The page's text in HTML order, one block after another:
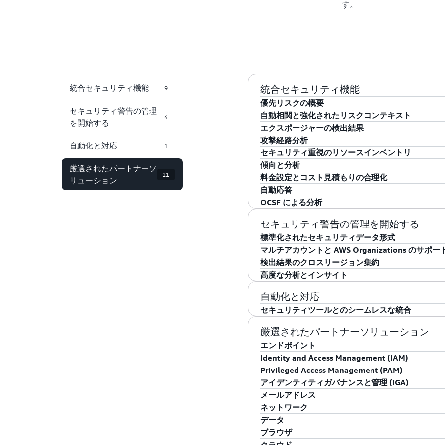
す。
統合セキュリティ機能 9
セキュリティ警告の管理
を開始する
4
自動化と対応 1
厳選されたパートナーソ
リューション
11
統合セキュリティ機能
優先リスクの概要
Security Hub はセキュリティ検出結果を相互に関
ジョン全体の重大なセキュリティ問題に優先順位
は、ほぼリアルタイムのリスク分析や傾向を含め
カバレッジを示すカスタマイズ可能なウィジェッ
析とリスクベースの優先順位付けにより、どの問
きます。これにより、お使いの環境におけるリス
えます。
自動相関と強化されたリスクコンテキスト
Security Hub は、リソースの関連性、潜在的な影
することで、自動的な関連付けと強化されたリス
により、セキュリティリスクに関するより深いイ
対処すべきかについて、より多くの情報に基づい
は、関連する脅威、脆弱性、および設定ミスを相
されがちな複雑なセキュリティシナリオを明らか
のに役立ちます。
エクスポージャーの検出結果
Security Hub は、セキュリティ上の検出結果を相
優先順位を付けます。Security Hub は、Amazon
Posture Management (CSPM)、Amazon
グナルを分析することで、脆弱性、脅威、および
ャーを把握するのに役立ちます。Security Hub は
付け、対応に役立つエクスポージャー検出結果を
セキュリティ問題を迅速にトリアージし、さまざ
在的な攻撃経路が生まれるかを把握できます。悪
なインサイトを得て、どの問題に最初に対処すべ
検出結果を個別に確認すると見落とされがちな複
攻撃経路分析
攻撃者がどのように脆弱性と設定ミスを結びつけ
るかを把握することで、潜在的な攻撃経路を可視
ことで、Security Hub は、攻撃者が環境内をたど
る可能性のある重要なリソースを特定するのを支
ため、修復作業の優先順位を決め、重要なリソー
ーンが悪用される前に阻止するのに役立ちます。
セキュリティ重視のリソースインベントリ
セキュリティ体制、設定の詳細、アプリケーショ
とめられた AWS リソースの統合ビューを利用で
リを使用すると、さまざまなツールやコンソール
定、および関連するセキュリティ検出結果の概要
別に表示し、主要なセキュリティ基準に基づいて
析を合理化できます。これにより、セキュリティ
情報に基づいた決定を下すことができます。
傾向と分析
環境全体のセキュリティデータのパターンと傾向
ティ体制の変化を追跡します。Security Hub は、
り、事前構築済みのマネージドインサイトを提供
化を監視し、重要な領域に集中できます。ダッシ
向、露出パターン、アクティブなリソース、およ
できます。これにより、長期的なセキュリティ戦
定可能なセキュリティ改善を利害関係者に示すこ
料金設定とコスト見積もりの合理化
AWS セキュリティサービス全体にわたる合理化さ
ツールにより、セキュリティ運用を簡素化します
モデルにまとめることで、複数のサービス請求書
ースベースの料金を提供します。統合されたコス
AWS アカウントとリージョン全体のセキュリティ
リティインフラストラクチャについて情報に基づ
最適化できます。
自動応答
Jira Cloud や ServiceNow などの既存のチケットシ
れたワークフローで応答時間を短縮し、大規模な
ルやプロセスと統合することで、事務的な業務の
中できるようになり、全体的なセキュリティ体制
OCSF による分析
Security Hub は、セキュリティデータの標準形式で
Framework (OCSF) を使用して、高度なセキュリ
に影響が出る前に重大な問題を特定できます。
パートナー統合のセキュリティ検出結果の一貫し
で、Security Hub はセキュリティツールやワーク
準化されたアプローチにより、クラウド環境全体
まり、より効果的なセキュリティ管理が可能になり
セキュリティ警告の管理を開始する
標準化されたセキュリティデータ形式
標準化されたセキュリティでは、OCSF を使用し
統合からのセキュリティデータの取り込みと処理
により、既存のセキュリティツールやワークフロ
リソース識別子、重要度レベル、タイムスタンプ
貫したフォーマットを提供します。これにより、
ルタリング、および関連付けが容易になります。
マルチアカウントと AWS Organizations のサポー
Security Hub では、コンソールで数回クリックす
イと管理を一元的に行うことができます。管理者
ムはすべてのアカウントにわたる相関するセキュ
きます。個々のアカウント所有者には自分のアカ
できます。AWS Organizations との統合により、
カウントでも Security Hub を自動的に有効にでき
行えます。
検出結果のクロスリージョン集約
統合セキュリティソリューションの一部として、
ージョンのセキュリティ検出結果を一元化するこ
化し、管理を簡素化します。検出結果はリージョ
ョンの結果に加えられた更新が別のリージョンに
集約リージョンの Amazon EventBridge イベント
クされたリージョンのすべての検出結果のイベン
り、チケット発行、チャット、インシデント管理
イベントが発行される集約リージョンに統合する
高度な分析とインサイト
Security Hub の高度な分析機能により、セキュリ
タリング、グループ化、作成が可能になります。
環境全体の重大なリスクを明らかにするのに役立
す。例えば、重要度の高い問題に焦点を当てるよ
ごとにグループ化して脆弱なアセットを特定でき
ジ化されたマネージドインサイトを提供し、カス
セキュリティデータのパターンや傾向を特定する
経過に伴う傾向を示す視覚情報が含まれているた
重要なことに集中できます。
自動化と対応
セキュリティツールとのシームレスな統合
Security Hub は、標準化された OCSF 形式を活用
ト管理、脅威の調査、GRC (ガバナンスリスクとコ
ーケストレーション、オートメーション、対応)、
ールなどの既存のセキュリティツールとのシーム
自動化されたワークフローを組み合わせることで
応が可能になります。
厳選されたパートナーソリューション
エンドポイント
CrowdStrike – Falcon for Endpoint
CrowdStrike は、エンドポイント、クラウドワー
最も重要な領域を保護します。次世代ウイルス対策
(EDR)、クラウドワークロード保護 (CWP) を統合
サーバー、VM、コンテナ、サーバーレスワークロ
活用した予防と攻撃指標 (IOA) は、被害が発生す
Identity and Access Management (IAM)
Okta – Workforce Identity for AWS
Okta Workforce Identity Foundations for AWS は、
業者、パートナーを保護するための統合アイデン
とシームレスに統合することで、パスワードのサ
アクセスを一元化するシングルサインオン (SSO)
Privileged Access Management (PAM)
Britive – Privilege Access Management
Britive Unified Privileged Access Management
たる人間、エージェンティック AI、および人間以
イデンティティセキュリティコントロールプレー
アイデンティティガバナンスと管理 (IGA)
SailPoint – Identity Security Accelerator
SailPoint Identity Security Accelerator は、成長を
ーションです。当社の基本的なガバナンスエンジ
メールアドレス
Proofpoint – Collaboration Protection
Proofpoint Collaboration Protection は、侵害され
ネットワーク
Zscaler SSE – プライベートアクセスプラットフォ
データ
Cyera – DSPM + Datawatcher
ブラウザ